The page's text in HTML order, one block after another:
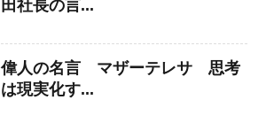
田社長の言...
偉人の名言 マザーテレサ 思考
は現実化す...